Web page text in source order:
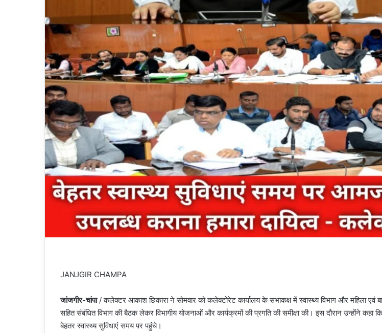
JANJGIR CHAMPA
जांजगीर-चांपा/ कलेक्टर आकाश छिकारा ने सोमवार को कलेक्टोरेट कार्यालय के सभाकक्ष में स्वास्थ्य विभाग और महिला एवं
सहित संबंधित विभाग की बैठक लेकर विभागीय योजनाओं और कार्यक्रमों की प्रगति की समीक्षा की। इस दौरान उन्होंने कहा
बेहतर स्वास्थ्य सुविधाएं समय पर पहुंचे।